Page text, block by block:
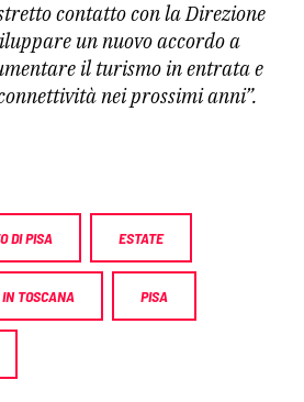
contatto con la Direzione
un nuovo accordo a
il turismo in entrata e
nei prossimi anni”.
DI PISA ESTATE
TOSCANA PISA